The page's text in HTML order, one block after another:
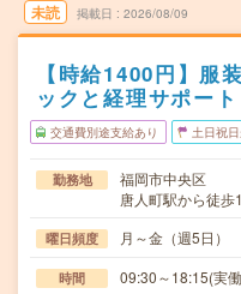
未読 掲載日 2026/08/09
【時給1400円】服
ックと経理サポート
交通費別途支給あり 土日祝
勤務地
福岡市中央区
唐人町駅から徒歩
曜日頻度 月～金（週5日）
時間 09:30～18:15(実